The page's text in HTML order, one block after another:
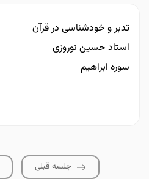
تدبر و خودشناسی در قرآن
استاد حسین نوروزی
سوره ابراهیم
جلسه قبلی